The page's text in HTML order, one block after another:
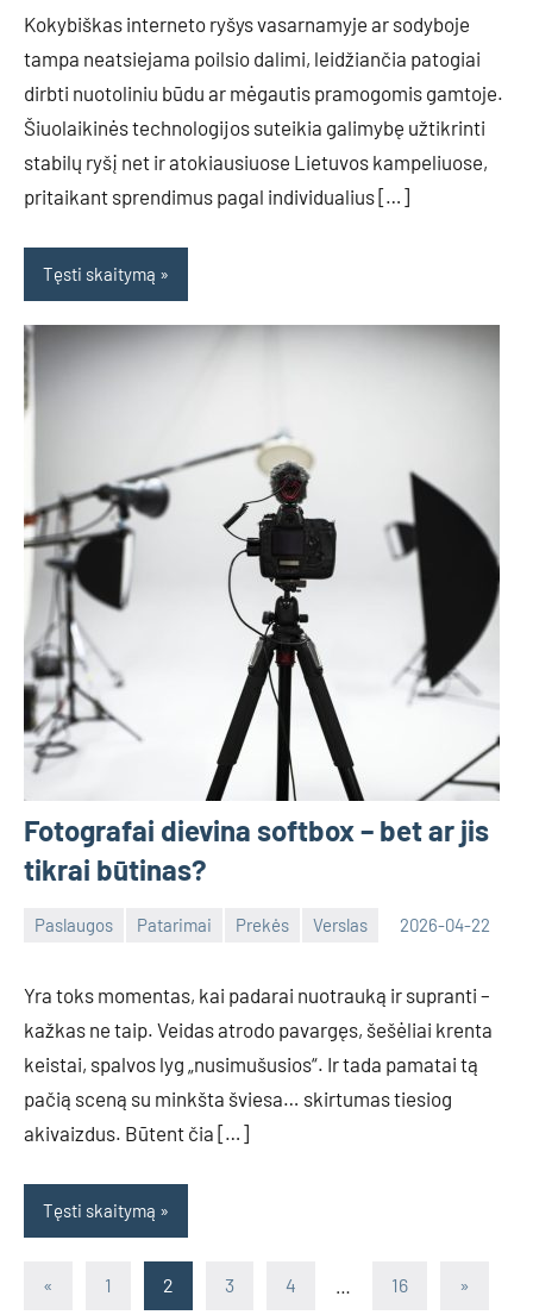
Kokybiškas interneto ryšys vasarnamyje ar sodyboje
tampa neatsiejama poilsio dalimi, leidžiančia patogiai
dirbti nuotoliniu būdu ar mėgautis pramogomis gamtoje.
Šiuolaikinės technologijos suteikia galimybę užtikrinti
stabilų ryšį net ir atokiausiuose Lietuvos kampeliuose,
pritaikant sprendimus pagal individualius […]
Tęsti skaitymą
Fotografai dievina softbox – bet ar jis
tikrai būtinas?
Paslaugos Patarimai Prekės Verslas 2026-04-22
Yra toks momentas, kai padarai nuotrauką ir supranti –
kažkas ne taip. Veidas atrodo pavargęs, šešėliai krenta
keistai, spalvos lyg „nusimušusios“. Ir tada pamatai tą
pačią sceną su minkšta šviesa… skirtumas tiesiog
akivaizdus. Būtent čia […]
Tęsti skaitymą
Įrašų
« Previous
1 2 3 4 16
Next
»